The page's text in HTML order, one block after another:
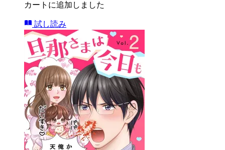
カートに追加しました
試し読み